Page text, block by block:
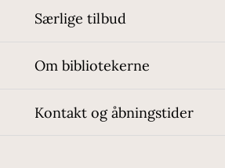
Særlige tilbud
Om bibliotekerne
Kontakt og åbningstider